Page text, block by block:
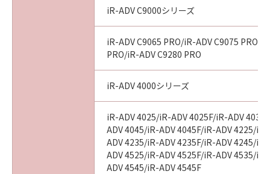
iR-ADV C9000シリーズ
iR-ADV C9065 PRO/iR-ADV C9075 PRO/
PRO/iR-ADV C9280 PRO
iR-ADV 4000シリーズ
iR-ADV 4025/iR-ADV 4025F/iR-ADV
ADV 4045/iR-ADV 4045F/iR-ADV 4225/
ADV 4235/iR-ADV 4235F/iR-ADV 4245/
ADV 4525/iR-ADV 4525F/iR-ADV 4535/
ADV 4545/iR-ADV 4545F